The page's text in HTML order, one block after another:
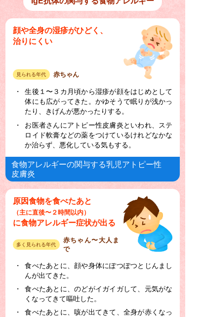
顔や全身の湿疹がひどく、
治りにくい
見られる年代 赤ちゃん
生後１〜３カ月頃から湿疹が顔をはじめとして
体にも広がってきた。かゆそうで眠りが浅かっ
たり、きげんが悪かったりする。
お医者さんにアトピー性皮膚炎といわれ、ステ
ロイド軟膏などの薬をつけているけれどなかな
か治らず、悪化している気もする。
食物アレルギーの関与する乳児アトピー性
皮膚炎
原因食物を食べたあと
（主に直後〜２時間以内）
に食物アレルギー症状が出る
多く見られる年代
赤ちゃん〜大人ま
で
食べたあとに、顔や身体にぽつぽつとじんまし
んが出てきた。
食べたあとに、のどがイガイガして、元気がな
くなってきて嘔吐した。
食べたあとに、咳が出てきて、全身が赤くなっ